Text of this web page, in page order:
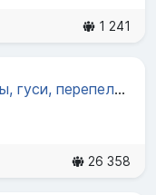
1 241
Птицеводство - куры, гуси, перепела, инкубаторы
26 358